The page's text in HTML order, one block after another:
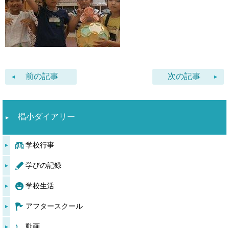
前の記事 次の記事
椙小ダイアリー
学校行事
学びの記録
学校生活
アフタースクール